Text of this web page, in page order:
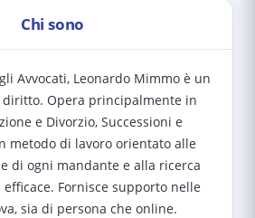
Chi sono
Avvocati, Leonardo Mimmo è un
Opera principalmente in
e Divorzio, Successioni e
metodo di lavoro orientato alle
di ogni mandante e alla ricerca
Fornisce supporto nelle
sia di persona che online.